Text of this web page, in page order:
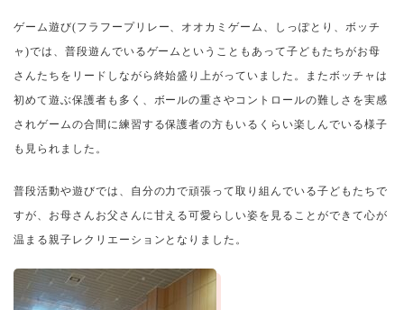
ゲーム遊び(フラフープリレー、オオカミゲーム、しっぽとり、ボッチ
ャ )では、普段遊んでいるゲームということもあって子どもたちがお母
さんたちをリードしながら終始盛り上がっていました。またボッチャは
初めて遊ぶ保護者も多く、ボールの重さやコントロールの難しさを実感
されゲームの合間に練習する保護者の方もいるくらい楽しんでいる様子
も見られました。
普段活動や遊びでは、自分の力で頑張って取り組んでいる子どもたちで
すが、お母さんお父さんに甘える可愛らしい姿を見ることができて心が
温まる親子レクリエーション となりました。